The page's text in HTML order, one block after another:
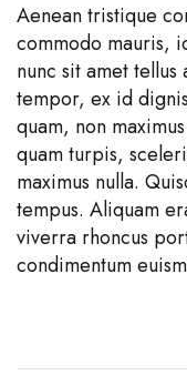
Aenean tristique
commodo mauris,
nunc sit amet tellus
tempor, ex id
quam, non
quam turpis,
maximus nulla.
tempus. Aliquam
viverra rhoncus
condimentum